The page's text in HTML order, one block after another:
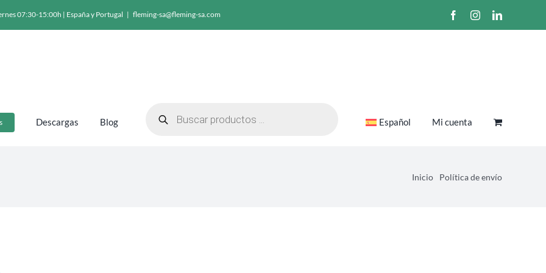
07:30-15:00h | España y Portugal | fleming-sa@fleming-sa.com FacebookInstagramLinkedIn
Descargas Blog
productos
Español Mi cuenta
Inicio Política de envío